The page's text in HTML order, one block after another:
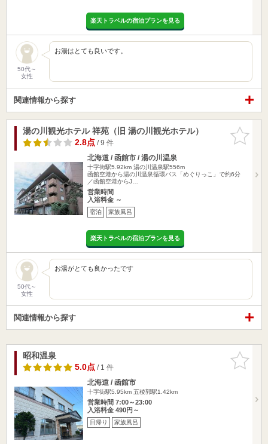
楽天トラベルの宿泊プランを見る
50代～
女性
お湯はとても良いです。
関連情報から探す
お気に入
りに追加
湯の川観光ホテル 祥苑（旧 湯の川観光ホテル）
2.8点/ 9 件
北海道 / 函館市 / 湯の川温泉
十字街駅5.92km 湯の川温泉駅556m
函館空港から湯の川温泉循環バス「めぐりっこ」で約6分
／函館空港からJ…
営業時間
入浴料金 ～
宿泊 家族風呂
楽天トラベルの宿泊プランを見る
50代～
女性
お湯がとても良かったです
関連情報から探す
お気に入
りに追加
昭和温泉
5.0点/ 1 件
北海道 / 函館市
十字街駅5.95km 五稜郭駅1.42km
営業時間 7:00～23:00
入浴料金 490円～
日帰り 家族風呂